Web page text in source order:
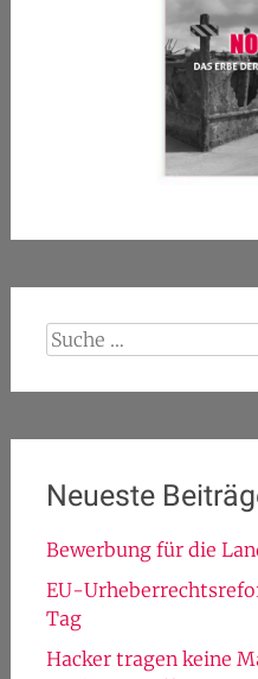
Suche
nach:
Neueste
Bewerbung für die
EU-
Tag
Hacker tragen keine